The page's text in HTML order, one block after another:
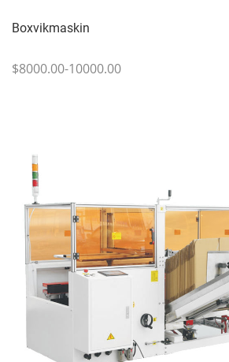
Boxvikmaskin
$8000.00-10000.00